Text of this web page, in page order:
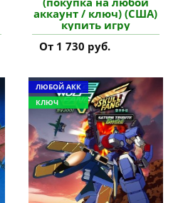
аккаунт / ключ) (США)
купить игру
От 1 730 руб.
ЛЮБОЙ АКК
КЛЮЧ